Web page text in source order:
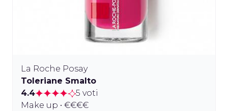
La Roche Posay
Toleriane Smalto
4.4
5 voti
Make up • €€€€